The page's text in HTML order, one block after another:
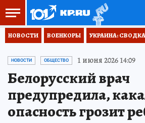
НОВОСТИ ВОЕНКОРЫ УКРАИНА: СВОДКА
НОВОСТИ ОБЩЕСТВО 1 июня 2026 14:09
Белорусский врач
предупредила,
опасность грозит